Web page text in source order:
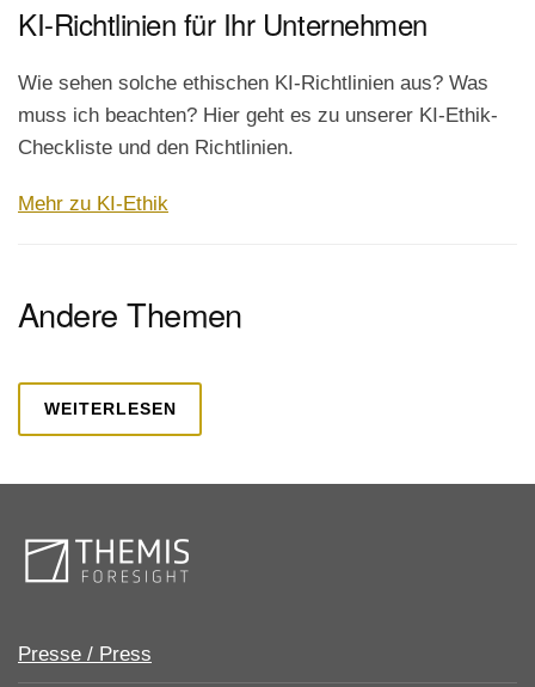
KI-Richtlinien für Ihr Unternehmen
Wie sehen solche ethischen KI-Richtlinien aus? Was
muss ich beachten? Hier geht es zu unserer KI-Ethik-
Checkliste und den Richtlinien.
Mehr zu KI-Ethik
Andere Themen
WEITERLESEN
Presse / Press